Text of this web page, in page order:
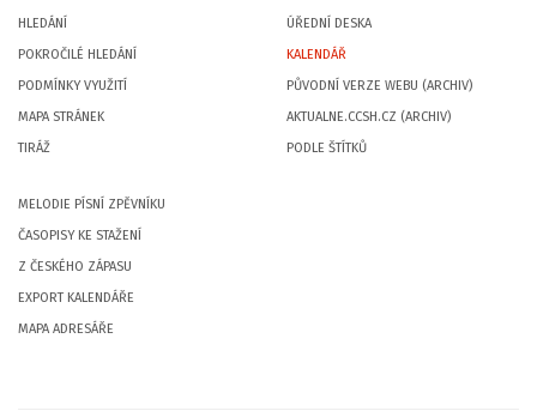
HLEDÁNÍ
POKROČILÉ HLEDÁNÍ
PODMÍNKY VYUŽITÍ
MAPA STRÁNEK
TIRÁŽ
ÚŘEDNÍ DESKA
KALENDÁŘ
PŮVODNÍ VERZE WEBU (ARCHIV)
AKTUALNE.CCSH.CZ (ARCHIV)
PODLE ŠTÍTKŮ
MELODIE PÍSNÍ ZPĚVNÍKU
ČASOPISY KE STAŽENÍ
Z ČESKÉHO ZÁPASU
EXPORT KALENDÁŘE
MAPA ADRESÁŘE